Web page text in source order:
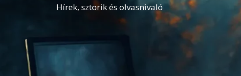
Hírek, sztorik és olvasnivaló